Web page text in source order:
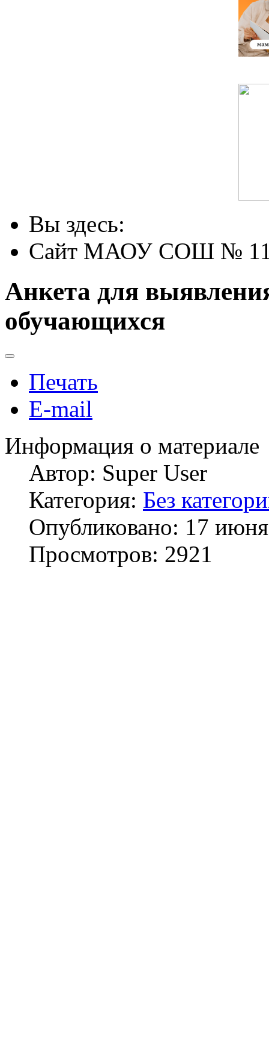
Вы здесь:
Сайт МАОУ СОШ №
Анкета для
обучающихся
Печать
E-mail
Информация о материале
Автор: Super User
Категория: Без
Опубликовано: 17
Просмотров: 2921